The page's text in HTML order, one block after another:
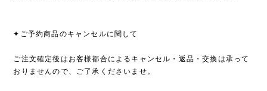
✦ご予約商品のキャンセルに関して
ご注文確定後はお客様都合によるキャンセル・返品・交換は承って
おりませんので、ご了承くださいませ。